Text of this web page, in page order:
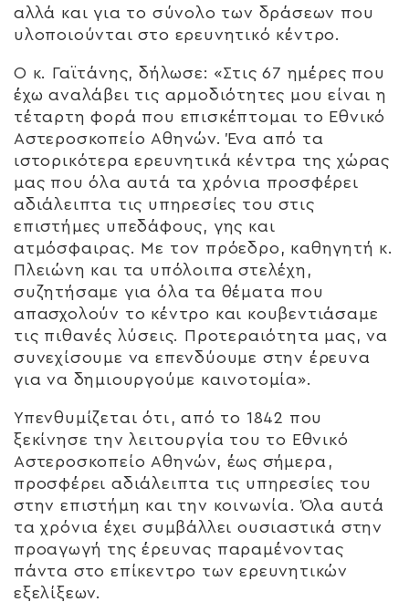
αλλά και για το σύνολο των δράσεων που
υλοποιούνται στο ερευνητικό κέντρο.
Ο κ. Γαϊτάνης, δήλωσε: «Στις 67 ημέρες που
έχω αναλάβει τις αρμοδιότητες μου είναι η
τέταρτη φορά που επισκέπτομαι το Εθνικό
Αστεροσκοπείο Αθηνών. Ένα από τα
ιστορικότερα ερευνητικά κέντρα της χώρας
μας που όλα αυτά τα χρόνια προσφέρει
αδιάλειπτα τις υπηρεσίες του στις
επιστήμες υπεδάφους, γης και
ατμόσφαιρας. Με τον πρόεδρο, καθηγητή κ.
Πλειώνη και τα υπόλοιπα στελέχη,
συζητήσαμε για όλα τα θέματα που
απασχολούν το κέντρο και κουβεντιάσαμε
τις πιθανές λύσεις. Προτεραιότητα μας, να
συνεχίσουμε να επενδύουμε στην έρευνα
για να δημιουργούμε καινοτομία».
Υπενθυμίζεται ότι, από το 1842 που
ξεκίνησε την λειτουργία του το Εθνικό
Αστεροσκοπείο Αθηνών, έως σήμερα,
προσφέρει αδιάλειπτα τις υπηρεσίες του
στην επιστήμη και την κοινωνία. Όλα αυτά
τα χρόνια έχει συμβάλλει ουσιαστικά στην
προαγωγή της έρευνας παραμένοντας
πάντα στο επίκεντρο των ερευνητικών
εξελίξεων.